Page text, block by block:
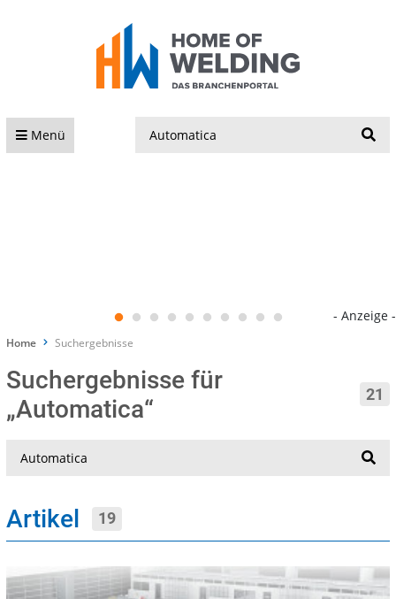
Menü
- Anzeige -
Home Suchergebnisse
Suchergebnisse für
„Automatica“
21
Artikel 19